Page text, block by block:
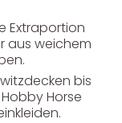
Extraportion
aus weichem
bis
Horse